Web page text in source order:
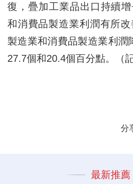
復，疊加工業品出口持續
和消費品製造業利潤有所
製造業和消費品製造業利潤
27.7個和20.4個百分點。（
分
最新推薦